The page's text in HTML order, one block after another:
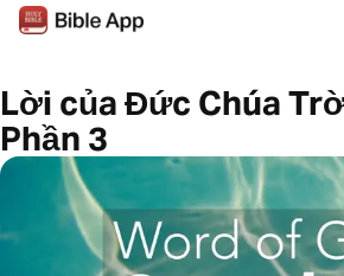
Lời của Đức Chúa
Phần 3